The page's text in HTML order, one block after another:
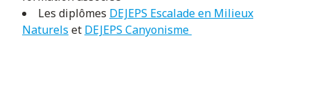
Les diplômes DEJEPS Escalade en Milieux
Naturels et DEJEPS Canyonisme